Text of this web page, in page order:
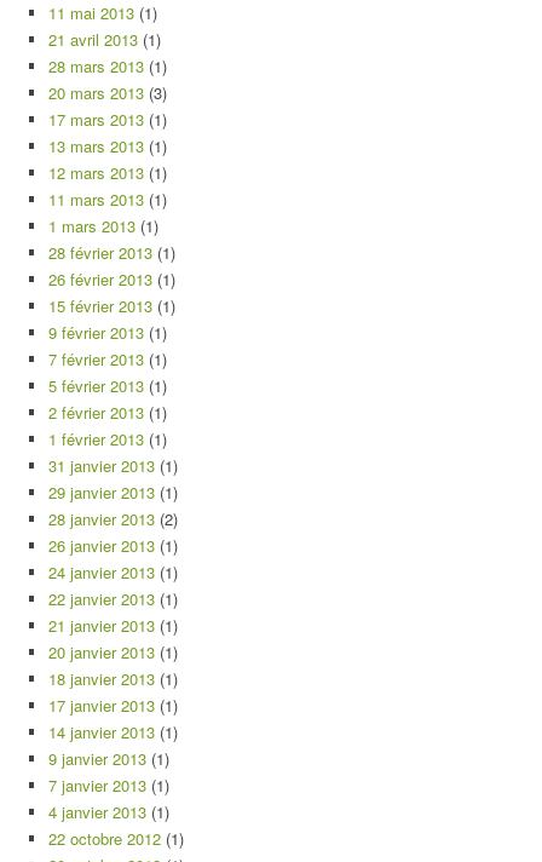
11 mai 2013 (1)
21 avril 2013 (1)
28 mars 2013 (1)
20 mars 2013 (3)
17 mars 2013 (1)
13 mars 2013 (1)
12 mars 2013 (1)
11 mars 2013 (1)
1 mars 2013 (1)
28 février 2013 (1)
26 février 2013 (1)
15 février 2013 (1)
9 février 2013 (1)
7 février 2013 (1)
5 février 2013 (1)
2 février 2013 (1)
1 février 2013 (1)
31 janvier 2013 (1)
29 janvier 2013 (1)
28 janvier 2013 (2)
26 janvier 2013 (1)
24 janvier 2013 (1)
22 janvier 2013 (1)
21 janvier 2013 (1)
20 janvier 2013 (1)
18 janvier 2013 (1)
17 janvier 2013 (1)
14 janvier 2013 (1)
9 janvier 2013 (1)
7 janvier 2013 (1)
4 janvier 2013 (1)
22 octobre 2012 (1)